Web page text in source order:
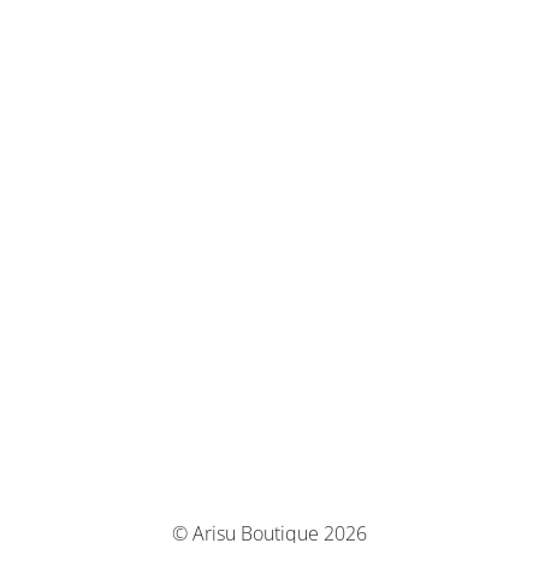
© Arisu Boutique 2026